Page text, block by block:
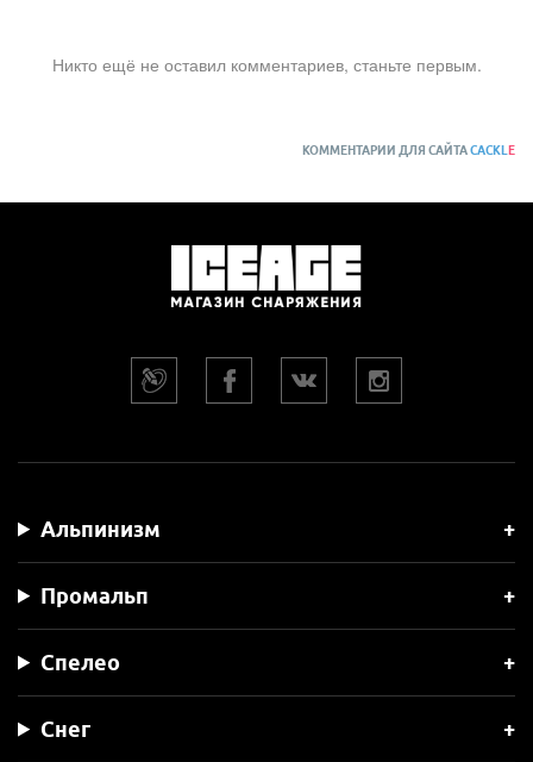
Никто ещё не оставил комментариев, станьте первым.
КОММЕНТАРИИ ДЛЯ САЙТАCACKL E
Альпинизм
Промальп
Спелео
Снег